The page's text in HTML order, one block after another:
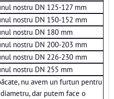
nostru DN 125-127 mm
nostru DN 150-152 mm
nostru DN 180 mm
nostru DN 200-203 mm
nostru DN 226-230 mm
nostru DN 255 mm
nu avem un furtun pentru
dar putem face o